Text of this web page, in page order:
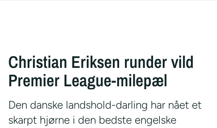
Christian Eriksen runder vild
Premier League-milepæl
Den danske landshold-darling har nået et
skarpt hjørne i den bedste engelske